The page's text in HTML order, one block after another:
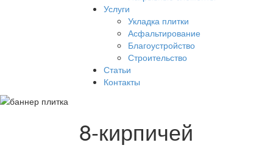
Услуги
Укладка плитки
Асфальтирование
Благоустройство
Строительство
Статьи
Контакты
8-кирпичей